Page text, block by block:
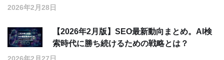
2026年2月28日
【2026年2月版】SEO最新動向まとめ。AI検
索時代に勝ち続けるための戦略とは？